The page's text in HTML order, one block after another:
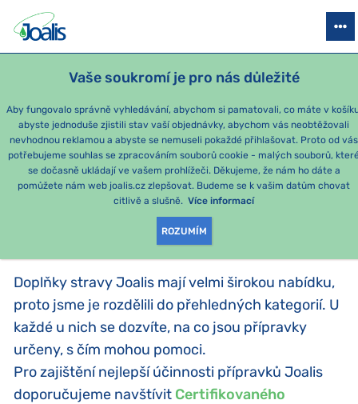
Vaše soukromí je pro nás důležité
Aby fungovalo správně vyhledávání, abychom si pamatovali, co máte v
abyste jednoduše zjistili stav vaší objednávky, abychom vás neobtěžovali
nevhodnou reklamou a abyste se nemuseli pokaždé přihlašovat. Proto od vás
potřebujeme souhlas se zpracováním souborů cookie - malých souborů,
se dočasně ukládají ve vašem prohlížeči. Děkujeme, že nám ho dáte a
pomůžete nám web joalis.cz zlepšovat. Budeme se k vašim datům chovat
citlivě a slušně. Více informací
ROZUMÍM
PRODUKTY PODLE OBTÍŽÍ SEZÓNNÍ BALÍČKY PRO DĚTI
e-shop Joalis PODLE KATEGORIE
Joalis dreny
PRODUKTY PODLE
KATEGORIE:
PODLE KATEGORIE
Doplňky stravy Joalis mají velmi širokou nabídku,
proto jsme je rozdělili do přehledných kategorií. U
každé u nich se dozvíte, na co jsou přípravky
určeny, s čím mohou pomoci.
Pro zajištění nejlepší účinnosti přípravků Joalis
doporučujeme navštívit Certifikovaného